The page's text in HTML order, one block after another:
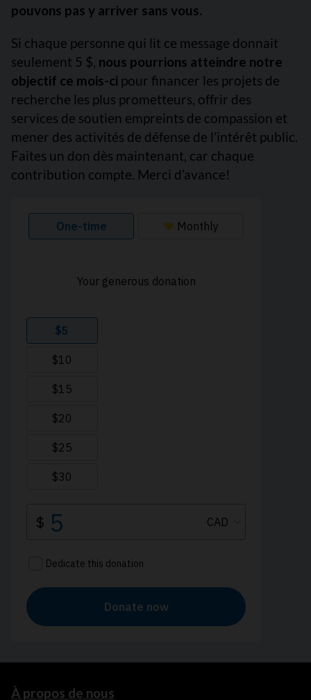
pouvons pas y arriver sans vous.
Si chaque personne qui lit ce message donnait
seulement 5 $, nous pourrions atteindre notre
objectif ce mois-ci pour financer les projets de
recherche les plus prometteurs, offrir des
services de soutien empreints de compassion et
mener des activités de défense de l’intérêt public.
Faites un don dès maintenant, car chaque
contribution compte. Merci d’avance!
À propos de nous